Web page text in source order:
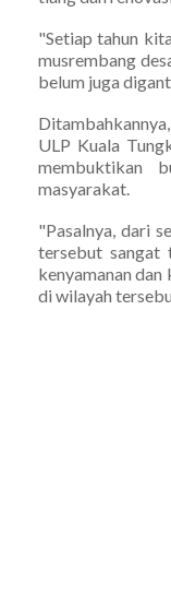
"Setiap tahun
musrembang
belum juga
ULP Kuala
membuktikan
masyarakat.
"Pasalnya, dari
tersebut sangat
kenyamanan dan
di wilayah